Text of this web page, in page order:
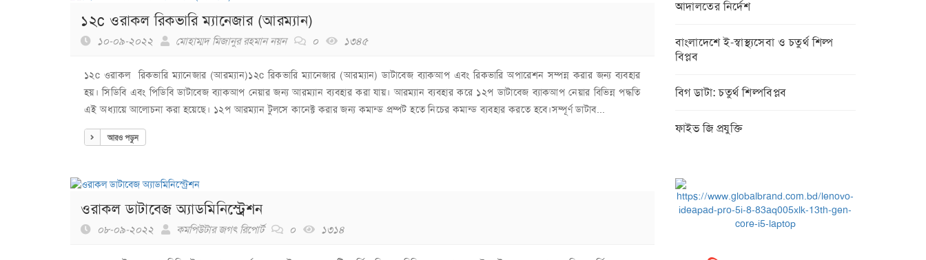
১২c ওরাকল রিকভারি ম্যানেজার (আরম্যান)
১০-০৯-২০২২ মোহাম্মদ মিজানুর রহমান নয়ন ০ ১৩৪৫
১২c ওরাকল রিকভারি ম্যানেজার (আরম্যান)১২c রিকভারি ম্যানেজার (আরম্যান) ডাটাবেজ ব্যাকআপ এবং রিকভারি অপারেশন সম্পন্ন করার জন্য ব্যবহার
হয়। সিডিবি এবং পিডিবি ডাটাবেজ ব্যাকআপ নেয়ার জন্য আরম্যান ব্যবহার করা যায়। আরম্যান ব্যবহার করে ১২প ডাটাবেজ ব্যাকআপ নেয়ার বিভিন্ন পদ্ধতি
এই অধ্যায়ে আলোচনা করা হয়েছে। ১২প আরম্যান টুলসে কানেক্ট করার জন্য কমান্ড প্রম্পট হতে নিচের কমান্ড ব্যবহার করতে হবে।সম্পূর্ণ ডাটাব...
আরও পড়ুন
ওরাকল ডাটাবেজ অ্যাডমিনিস্ট্রেশন
০৮-০৯-২০২২ কমপিউটার জগৎ রিপোর্ট ০ ১৩১৪
আদালতের নির্দেশ
বাংলাদেশে ই-স্বাস্থ্যসেবা ও চতুর্থ শিল্প
বিপ্লব
বিগ ডাটা: চতুর্থ শিল্পবিপ্লব
ফাইভ জি প্রযুক্তি